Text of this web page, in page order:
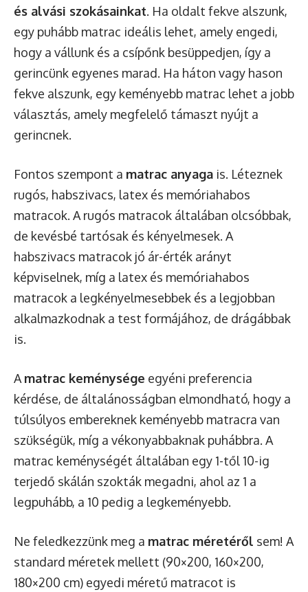
és alvási szokásainkat. Ha oldalt fekve alszunk,
egy puhább matrac ideális lehet, amely engedi,
hogy a vállunk és a csípőnk besüppedjen, így a
gerincünk egyenes marad. Ha háton vagy hason
fekve alszunk, egy keményebb matrac lehet a jobb
választás, amely megfelelő támaszt nyújt a
gerincnek.
Fontos szempont a matrac anyaga is. Léteznek
rugós, habszivacs, latex és memóriahabos
matracok. A rugós matracok általában olcsóbbak,
de kevésbé tartósak és kényelmesek. A
habszivacs matracok jó ár-érték arányt
képviselnek, míg a latex és memóriahabos
matracok a legkényelmesebbek és a legjobban
alkalmazkodnak a test formájához, de drágábbak
is.
A matrac keménysége egyéni preferencia
kérdése, de általánosságban elmondható, hogy a
túlsúlyos embereknek keményebb matracra van
szükségük, míg a vékonyabbaknak puhábbra. A
matrac keménységét általában egy 1-től 10-ig
terjedő skálán szokták megadni, ahol az 1 a
legpuhább, a 10 pedig a legkeményebb.
Ne feledkezzünk meg a matrac méretéről sem! A
standard méretek mellett (90×200, 160×200,
180×200 cm) egyedi méretű matracot is